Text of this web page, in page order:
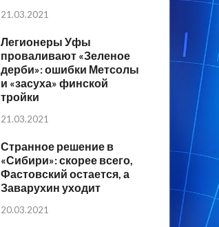
21.03.2021
Легионеры Уфы
проваливают «Зеленое
дерби»: ошибки Метсолы
и «засуха» финской
тройки
21.03.2021
Странное решение в
«Сибири»: скорее всего,
Фастовский остается, а
Заварухин уходит
20.03.2021